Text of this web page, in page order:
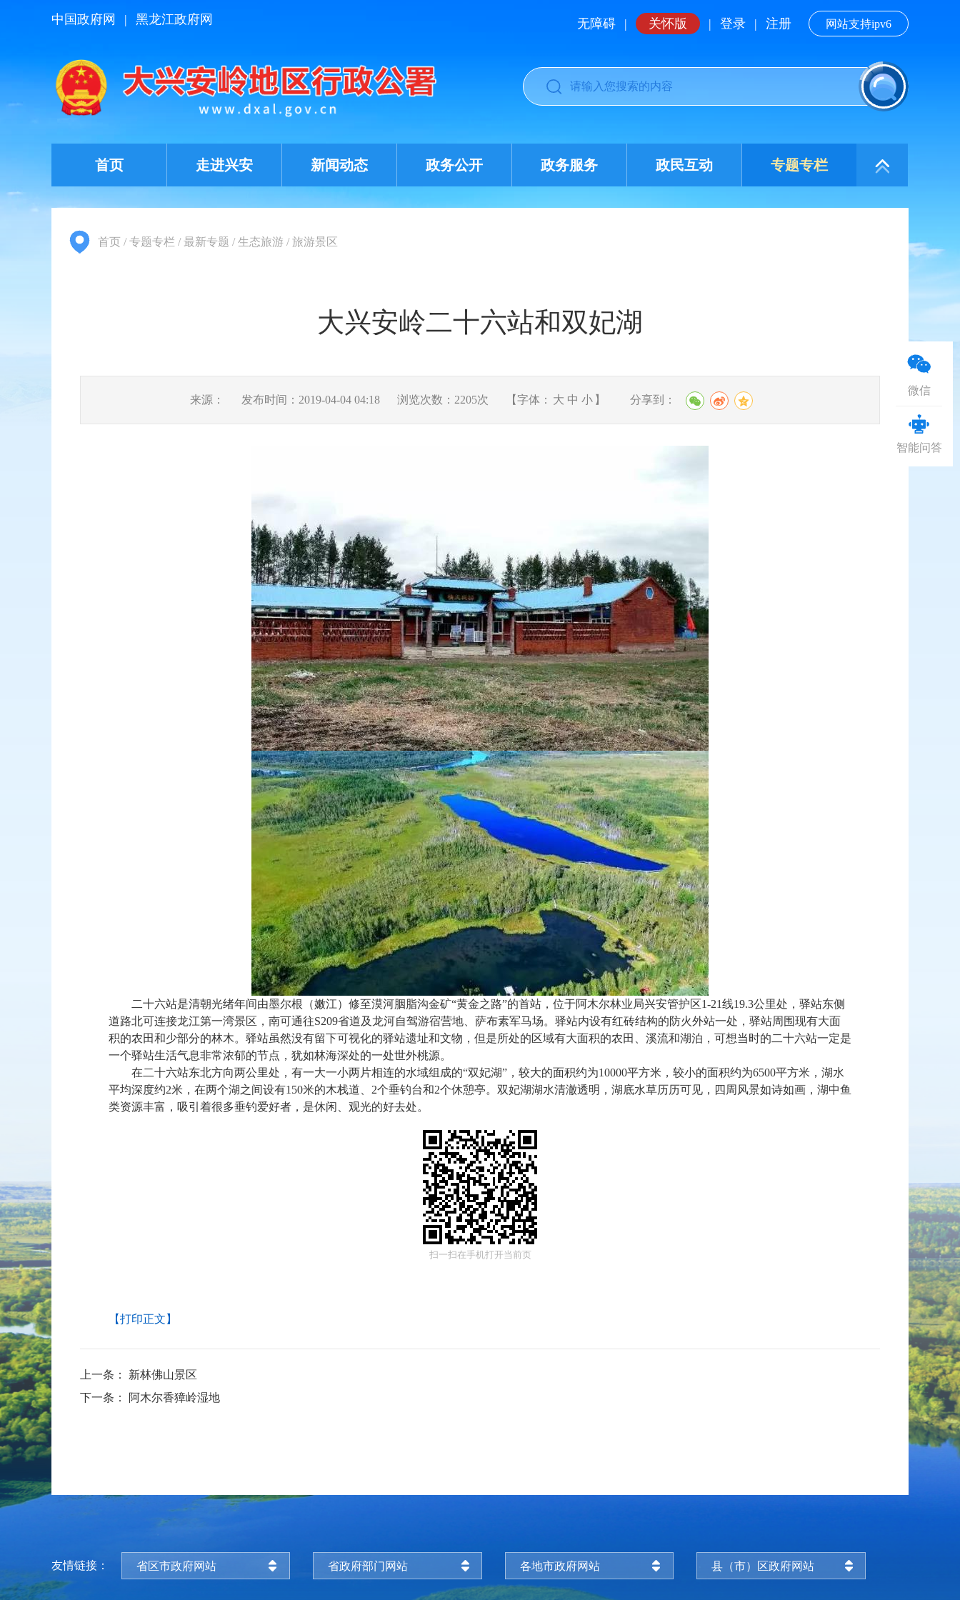
中国政府网 | 黑龙江政府网 无障碍 | 关怀版 | 登录 | 注册 网站支持ipv6
首页 走进兴安 新闻动态 政务公开 政务服务 政民互动 专题专栏
首页 /专题专栏 /最新专题 /生态旅游 /旅游景区
大兴安岭二十六站和双妃湖
来源： 发布时间：2019-04-04 04:18 浏览次数： 2205次 【字体： 大 中 小 】 分享到：
二十六站是清朝光绪年间由墨尔根（嫩江）修至漠河胭脂沟金矿“黄金之路”的首站，位于阿木尔林业局兴安管护区1-21线19.3公里处，驿站东侧
道路北可连接龙江第一湾景区，南可通往S209省道及龙河自驾游宿营地、萨布素军马场。驿站内设有红砖结构的防火外站一处，驿站周围现有大面
积的农田和少部分的林木。驿站虽然没有留下可视化的驿站遗址和文物，但是所处的区域有大面积的农田、溪流和湖泊，可想当时的二十六站一定是
一个驿站生活气息非常浓郁的节点，犹如林海深处的一处世外桃源。
在二十六站东北方向两公里处，有一大一小两片相连的水域组成的“双妃湖”，较大的面积约为10000平方米，较小的面积约为6500平方米，湖水
平均深度约2米，在两个湖之间设有150米的木栈道、 2个垂钓台和2个休憩亭。双妃湖湖水清澈透明，湖底水草历历可见，四周风景如诗如画，湖中鱼
类资源丰富，吸引着很多垂钓爱好者，是休闲、观光的好去处。
扫一扫在手机打开当前页
【打印正文】
上一条：
新林佛山景区
下一条：
阿木尔香獐岭湿地
友情链接： 省区市政府网站 省政府部门网站 各地市政府网站 县（市）区政府网站
微信
智能问答